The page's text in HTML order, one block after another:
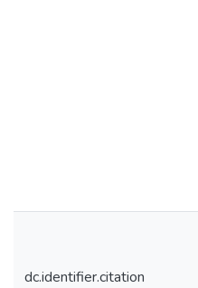
dc.identifier.citation